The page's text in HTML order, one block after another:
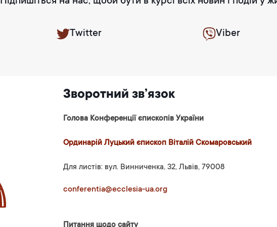
Twitter Viber
Зворотний зв’язок
Голова Конференції єпископів України
Ординарій Луцький єпископ Віталій Скомаровський
Для листів: вул. Винниченка, 32, Львів, 79008
conferentia@ecclesia-ua.org
Питання щодо сайту